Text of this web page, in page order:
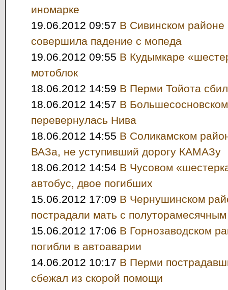
иномарке
19.06.2012 09:57 В Сивинском районе
совершила падение с мопеда
19.06.2012 09:55 В Кудымкаре
мотоблок
18.06.2012 14:59 В Перми Тойота
18.06.2012 14:57 В
перевернулась Нива
18.06.2012 14:55 В Соликамском
ВАЗа, не уступивший дорогу КАМАЗу
18.06.2012 14:54 В Чусовом
автобус, двое погибших
15.06.2012 17:09 В Чернушинском
пострадали мать с
15.06.2012 17:06 В Горнозаводском
погибли в автоаварии
14.06.2012 10:17 В Перми
сбежал из скорой помощи